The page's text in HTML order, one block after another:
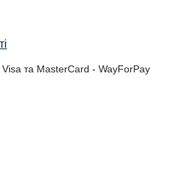
та MasterCard - WayForPay